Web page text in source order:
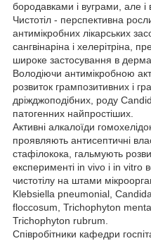
бородавками і вуграми, але
Чистотіл - перспективна
антимікробних лікарських
сангвінаріна і хелерітріна,
широке застосування в
Володіючи антимікробною
розвиток грампозитивних і
дріжджоподібних, роду
патогенних найпростіших.
Активні алкалоїди
проявляють антисептичні
стафілокока, гальмують
експерименті in vivo і in vitro
чистотілу на штами
Klebsiella pneumonial,
floccosum, Trichophyton
Trichophyton rubrum.
Співробітники кафедри